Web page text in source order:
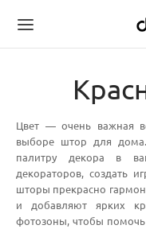
Цвет — очень важная
выборе штор для
палитру декора в
декораторов, создать
шторы прекрасно
и добавляют ярких
фотозоны, чтобы помочь
Back
Back
НИТИ